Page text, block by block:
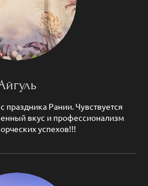
праздника Рании. Чувствуется
вкус и профессионализм
успехов!!!